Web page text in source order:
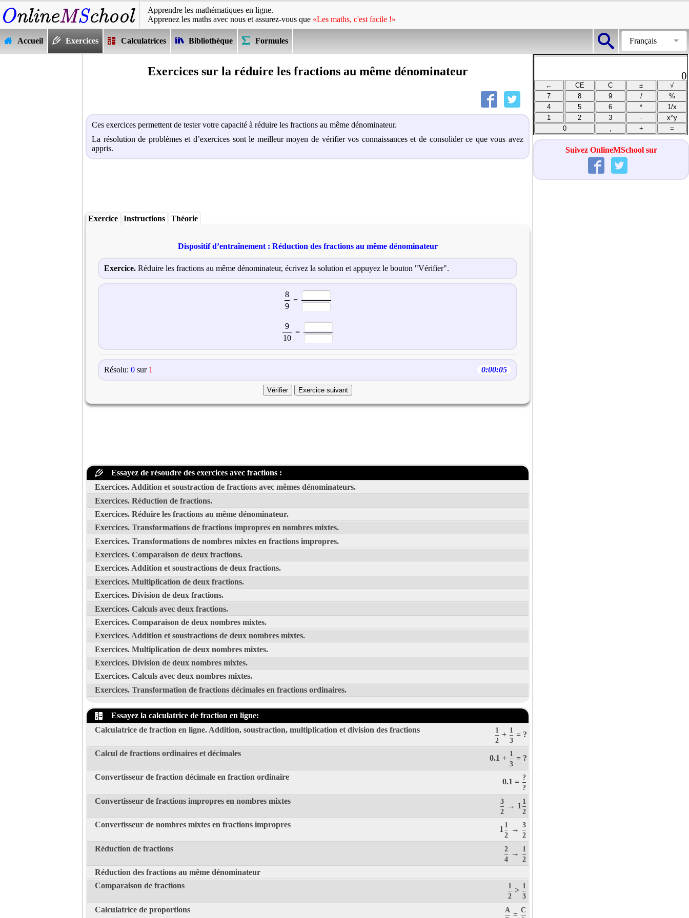
Apprendre les mathématiques en ligne.
Apprenez les maths avec nous et assurez-vous que «Les maths, c'est facile !»
Français
Accueil Exercices Calculatrices Bibliothèque Formules
Exercices sur la réduire les fractions au même dénominateur
Ces exercices permettent de tester votre capacité à réduire les fractions au même dénominateur.
La résolution de problèmes et d’exercices sont le meilleur moyen de vérifier vos connaissances et de consolider ce que vous avez
appris.
Exercice Instructions Théorie
Dispositif d’entraînement : Réduction des fractions au même dénominateur
Exercice. Réduire les fractions au même dénominateur, écrivez la solution et appuyez le bouton "Vérifier".
8
=
9
9
=
10
Résolu: 0 sur 1 0:00:05
Essayez de résoudre des exercices avec fractions :
Exercices. Addition et soustraction de fractions avec mêmes dénominateurs.
Exercices. Réduction de fractions.
Exercices. Réduire les fractions au même dénominateur.
Exercices. Transformations de fractions impropres en nombres mixtes.
Exercices. Transformations de nombres mixtes en fractions impropres.
Exercices. Comparaison de deux fractions.
Exercices. Addition et soustractions de deux fractions.
Exercices. Multiplication de deux fractions.
Exercices. Division de deux fractions.
Exercices. Calculs avec deux fractions.
Exercices. Comparaison de deux nombres mixtes.
Exercices. Addition et soustractions de deux nombres mixtes.
Exercices. Multiplication de deux nombres mixtes.
Exercices. Division de deux nombres mixtes.
Exercices. Calculs avec deux nombres mixtes.
Exercices. Transformation de fractions décimales en fractions ordinaires.
Essayez la calculatrice de fraction en ligne:
1
2
+ 1
3
= ?
Calculatrice de fraction en ligne. Addition, soustraction, multiplication et division des fractions
0.1 + 1
3
= ?
Calcul de fractions ordinaires et décimales
0.1 = ?
?
Convertisseur de fraction décimale en fraction ordinaire
3
2
→ 1 1
2
Convertisseur de fractions impropres en nombres mixtes
1 1
2
→ 3
2
Convertisseur de nombres mixtes en fractions impropres
2
4
→
1
2
Réduction de fractions
Réduction des fractions au même dénominateur
1
2
> 1
3
Comparaison de fractions
A = C
Calculatrice de proportions
0
Suivez OnlineMSchool sur